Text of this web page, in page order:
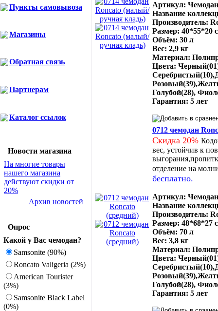
Пункты самовывоза
Магазины
Обратная связь
Партнерам
Каталог ссылок
Новости магазина
На многие товары
нашего магазина
действуют скидки от
20%
Архив новостей
Опрос
Какой у Вас чемодан?
Samsonite (90%)
Roncato Valigeria (2%)
American Tourister
(3%)
Samsonite Black Label
(0%)
Артикул:
Название
Производитель:
Размер: 40*55*20
Объём: 30 л
Вес: 2,9 кг
Материал:
Цвета:
Голубой(28),
Гарантия: 5 лет
0712 чемодан
Скидка 20%
вес, устойчив к
отделение на
бесплатно.
Артикул:
Название
Производитель:
Размер: 48*68*27
Объём: 70 л
Вес: 3,8 кг
Материал:
Цвета:
Голубой(28),
Гарантия: 5 лет